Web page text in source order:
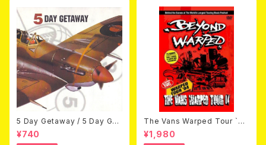
5 Day Getaway / 5 Day Get
away (CDEP)
¥740
The Vans Warped Tour `04
Beyond Warped (国内盤DV
D)
¥1,980